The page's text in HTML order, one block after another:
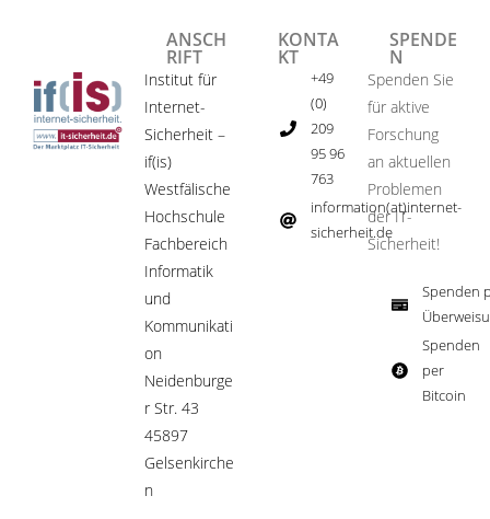
ANSCH
RIFT
Institut für
Internet-
Sicherheit –
if(is)
Westfälische
Hochschule
Fachbereich
Informatik
und
Kommunikati
on
Neidenburge
r Str. 43
45897
Gelsenkirche
n
KONTA
KT
+49
(0)
209
95 96
763
information(at)internet-
sicherheit.de ​
SPENDE
N
Spenden Sie
für aktive
Forschung
an aktuellen
Problemen
der IT-
Sicherheit!​
Spenden
Spenden
per
Bitcoin​